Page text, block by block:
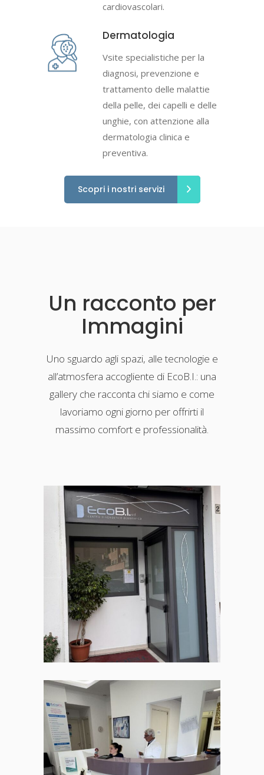
cardiovascolari.
Dermatologia
Vsite specialistiche per la
diagnosi, prevenzione e
trattamento delle malattie
della pelle, dei capelli e delle
unghie, con attenzione alla
dermatologia clinica e
preventiva.
Scopri i nostri servizi
Un racconto per
Immagini
Uno sguardo agli spazi, alle tecnologie e
all’atmosfera accogliente di EcoB.I.: una
gallery che racconta chi siamo e come
lavoriamo ogni giorno per offrirti il
massimo comfort e professionalità.